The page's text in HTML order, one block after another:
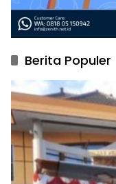
Berita Populer